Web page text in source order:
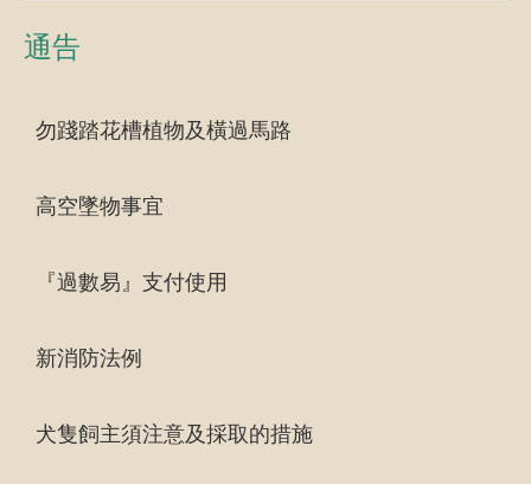
通告
勿踐踏花槽植物及橫過馬路
高空墜物事宜
『過數易』支付使用
新消防法例
犬隻飼主須注意及採取的措施